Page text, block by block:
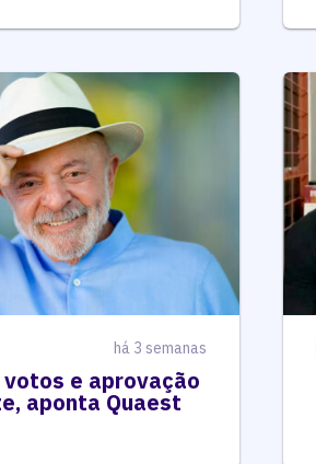
há 3 semanas
e aprovação
aponta Quaest